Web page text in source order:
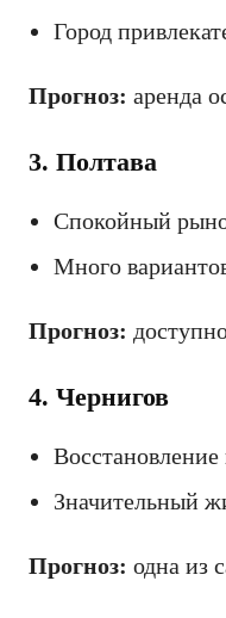
Город
Прогноз: аренда
3. Полтава
Спокойный
Много
Прогноз:
4. Чернигов
Значительный
Прогноз: одна из